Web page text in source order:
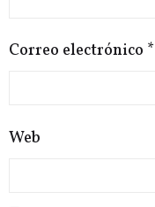
Correo electrónico *
Web